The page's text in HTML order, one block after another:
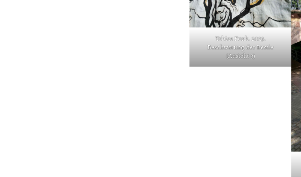
Tobias Funk. 2023.
Beschwörung der Bestie
(Ansicht 3)